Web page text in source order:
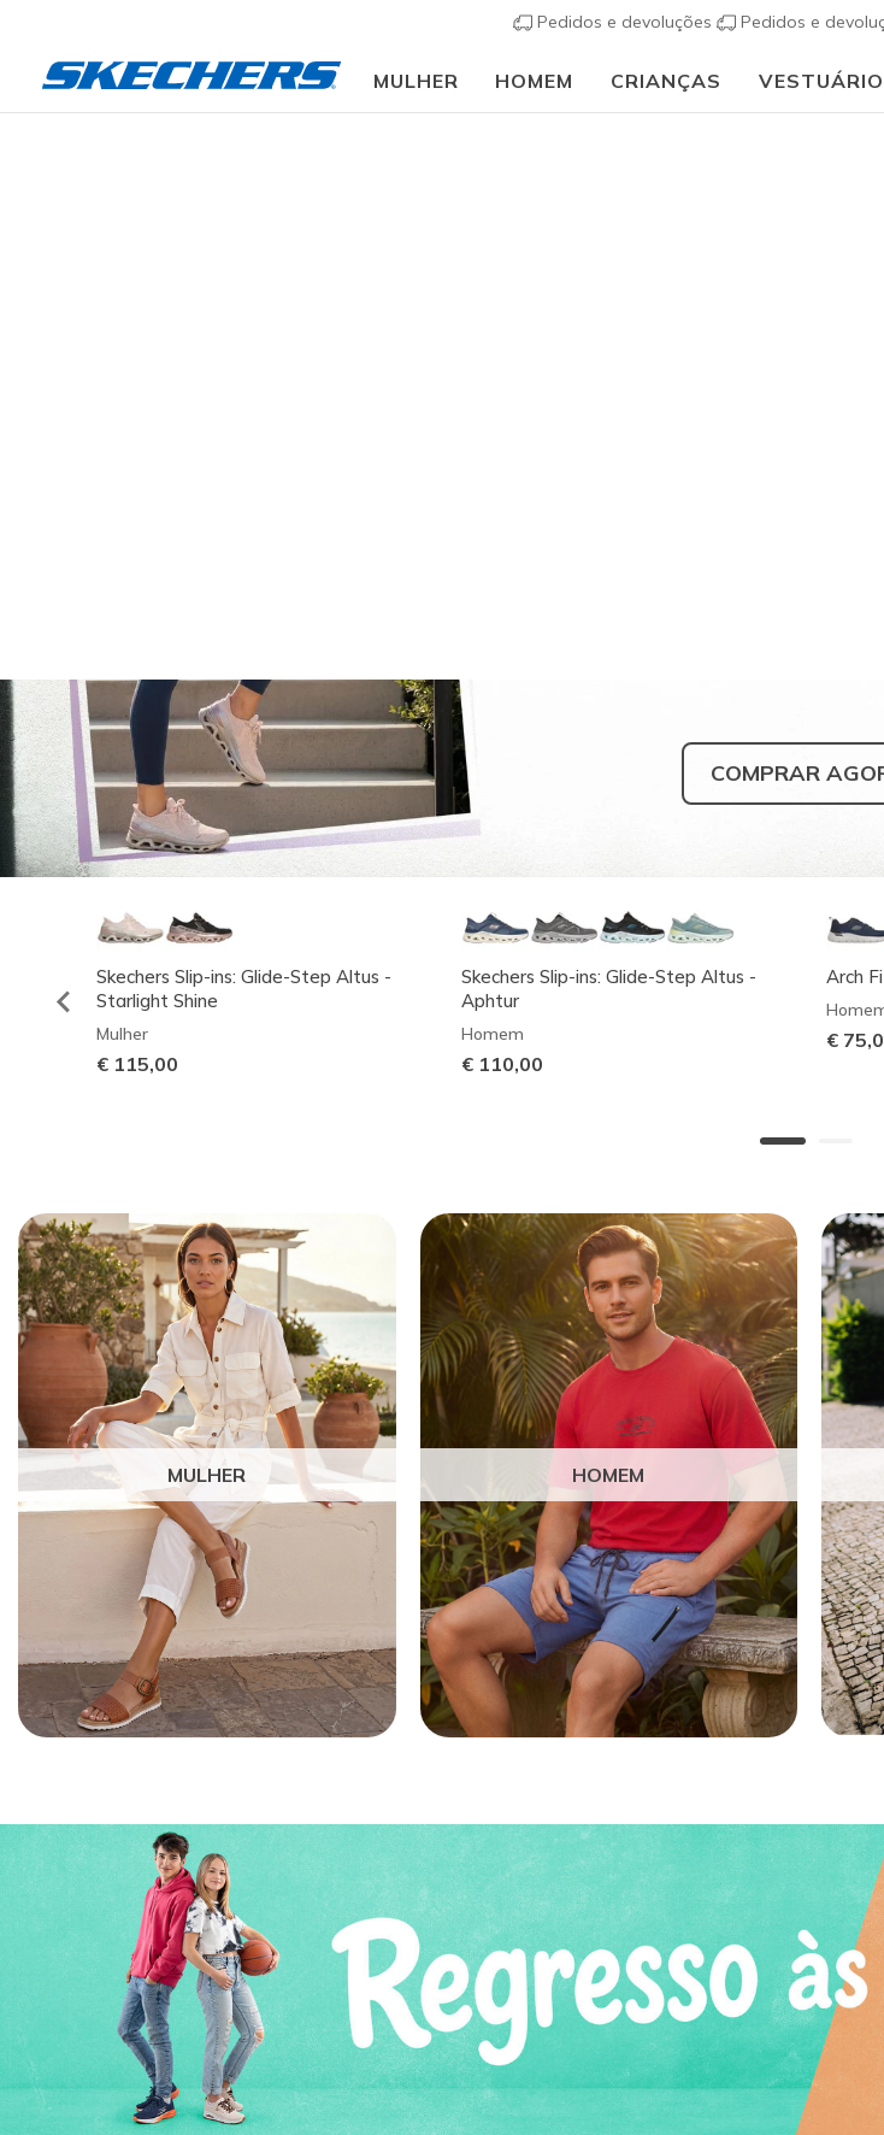
Pedidos e devoluções Pedidos e
MULHER HOMEM CRIANÇAS VESTUÁRIO
COMPRAR
Skechers Slip-ins: Glide-Step Altus -
Starlight Shine
Mulher
€ 115,00
Skechers Slip-ins: Glide-Step Altus -
Aphtur
Homem
€ 110,00
Arch
€
MULHER HOMEM